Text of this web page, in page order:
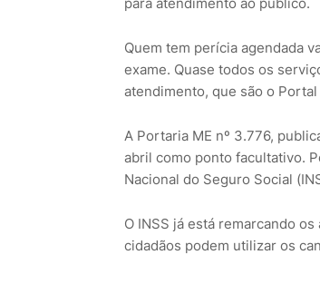
Quem tem perícia agendada
exame. Quase todos os
atendimento, que são o
A Portaria ME nº 3.776,
abril como ponto facultativo.
Nacional do Seguro Social
O INSS já está remarcando
cidadãos podem utilizar os